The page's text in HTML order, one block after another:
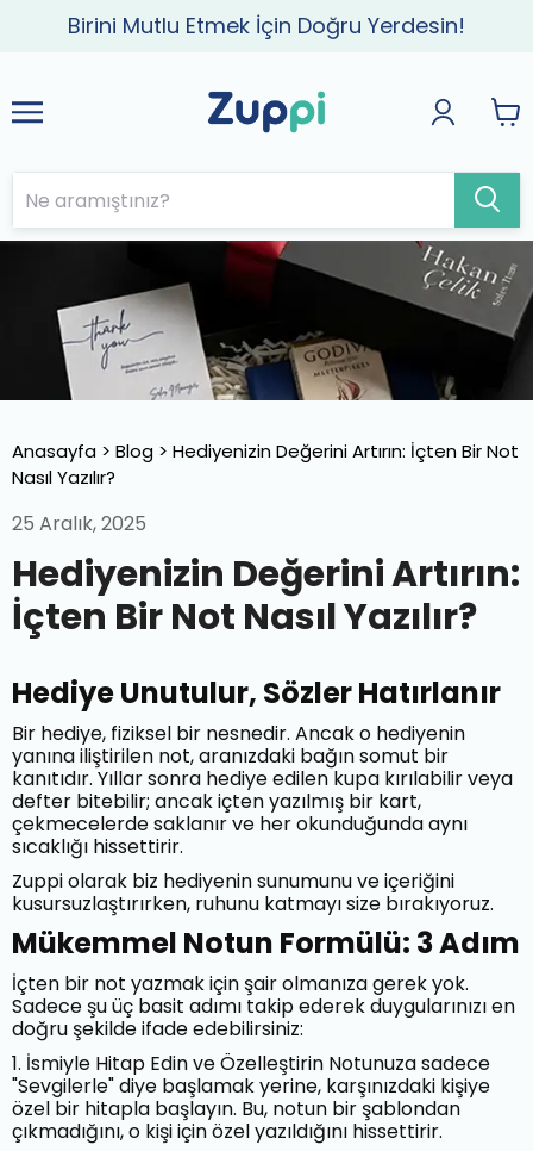
Birini Mutlu Etmek İçin Doğru Yerdesin!
Anasayfa > Blog > Hediyenizin Değerini Artırın: İçten Bir Not
Nasıl Yazılır?
25 Aralık, 2025
Hediyenizin Değerini Artırın:
İçten Bir Not Nasıl Yazılır?
Hediye Unutulur, Sözler Hatırlanır
Bir hediye, fiziksel bir nesnedir. Ancak o hediyenin
yanına iliştirilen not, aranızdaki bağın somut bir
kanıtıdır. Yıllar sonra hediye edilen kupa kırılabilir veya
defter bitebilir; ancak içten yazılmış bir kart,
çekmecelerde saklanır ve her okunduğunda aynı
sıcaklığı hissettirir.
Zuppi olarak biz hediyenin sunumunu ve içeriğini
kusursuzlaştırırken, ruhunu katmayı size bırakıyoruz.
Mükemmel Notun Formülü: 3 Adım
İçten bir not yazmak için şair olmanıza gerek yok.
Sadece şu üç basit adımı takip ederek duygularınızı en
doğru şekilde ifade edebilirsiniz:
1. İsmiyle Hitap Edin ve Özelleştirin Notunuza sadece
"Sevgilerle" diye başlamak yerine, karşınızdaki kişiye
özel bir hitapla başlayın. Bu, notun bir şablondan
çıkmadığını, o kişi için özel yazıldığını hissettirir.